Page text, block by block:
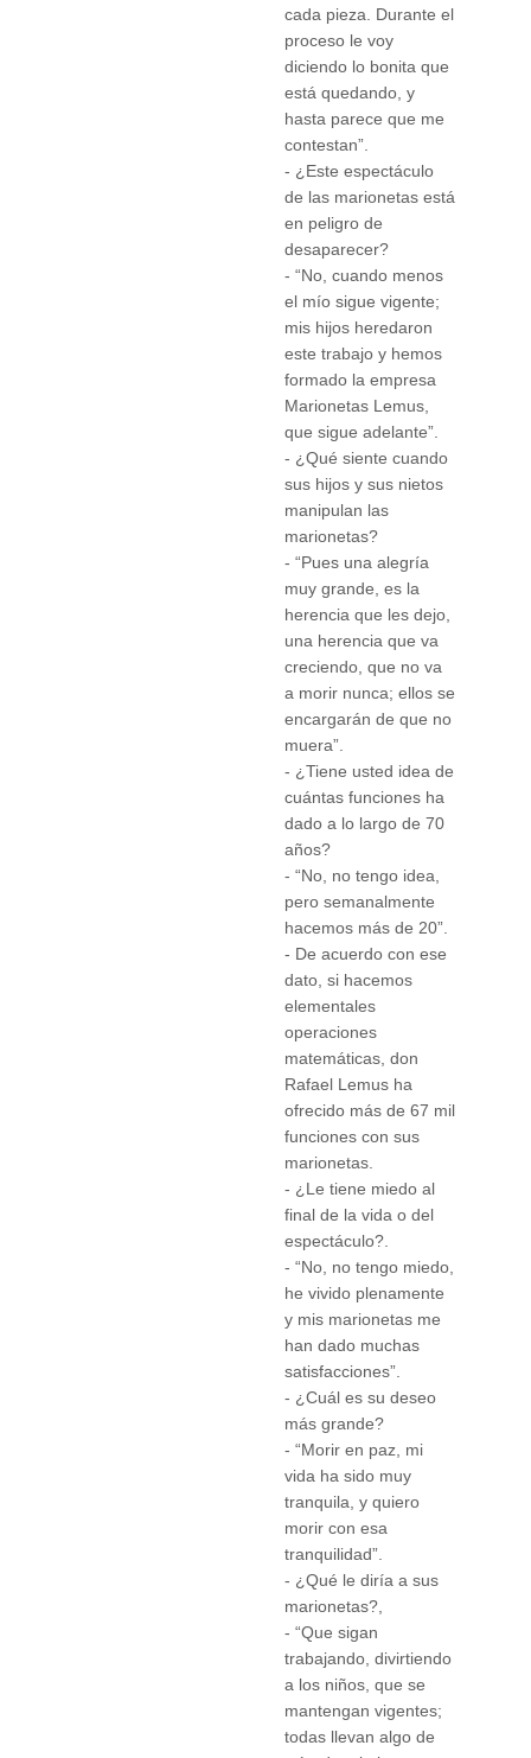
cada pieza. Durante el
proceso le voy
diciendo lo bonita que
está quedando, y
hasta parece que me
contestan”.
- ¿Este espectáculo
de las marionetas está
en peligro de
desaparecer?
- “No, cuando menos
el mío sigue vigente;
mis hijos heredaron
este trabajo y hemos
formado la empresa
Marionetas Lemus,
que sigue adelante”.
- ¿Qué siente cuando
sus hijos y sus nietos
manipulan las
marionetas?
- “Pues una alegría
muy grande, es la
herencia que les dejo,
una herencia que va
creciendo, que no va
a morir nunca; ellos se
encargarán de que no
muera”.
- ¿Tiene usted idea de
cuántas funciones ha
dado a lo largo de 70
años?
- “No, no tengo idea,
pero semanalmente
hacemos más de 20”.
- De acuerdo con ese
dato, si hacemos
elementales
operaciones
matemáticas, don
Rafael Lemus ha
ofrecido más de 67 mil
funciones con sus
marionetas.
- ¿Le tiene miedo al
final de la vida o del
espectáculo?.
- “No, no tengo miedo,
he vivido plenamente
y mis marionetas me
han dado muchas
satisfacciones”.
- ¿Cuál es su deseo
más grande?
- “Morir en paz, mi
vida ha sido muy
tranquila, y quiero
morir con esa
tranquilidad”.
- ¿Qué le diría a sus
marionetas?,
- “Que sigan
trabajando, divirtiendo
a los niños, que se
mantengan vigentes;
todas llevan algo de